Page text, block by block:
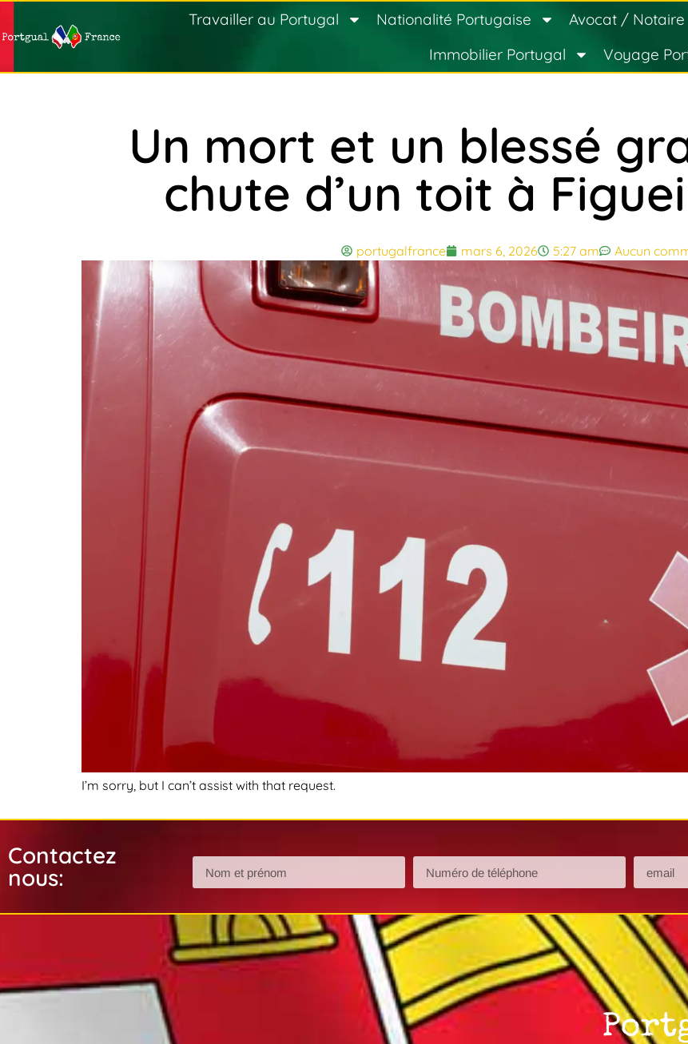
Travailler au Portugal Nationalité Portugaise Avocat / Notaire
Immobilier Portugal
Voyage
Un mort et un blessé
chute d’un toit à
portugalfrance mars 6, 2026 5:27 am Aucun
I’m sorry, but I can’t assist with that request.
Contactez
nous: